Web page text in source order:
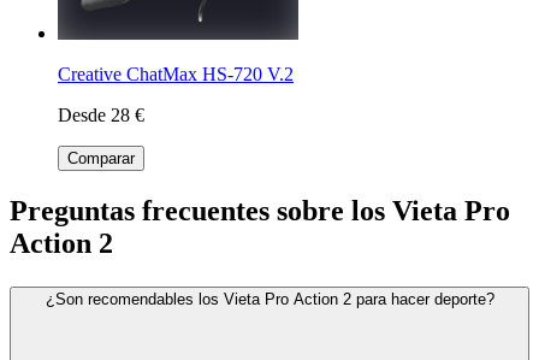
Creative ChatMax HS-720 V.2
Desde 28 €
Comparar
Preguntas frecuentes sobre los Vieta Pro
Action 2
¿Son recomendables los Vieta Pro Action 2 para hacer deporte?